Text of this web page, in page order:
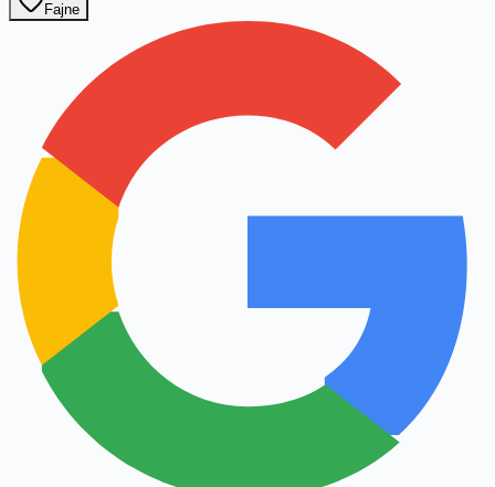
Fajne